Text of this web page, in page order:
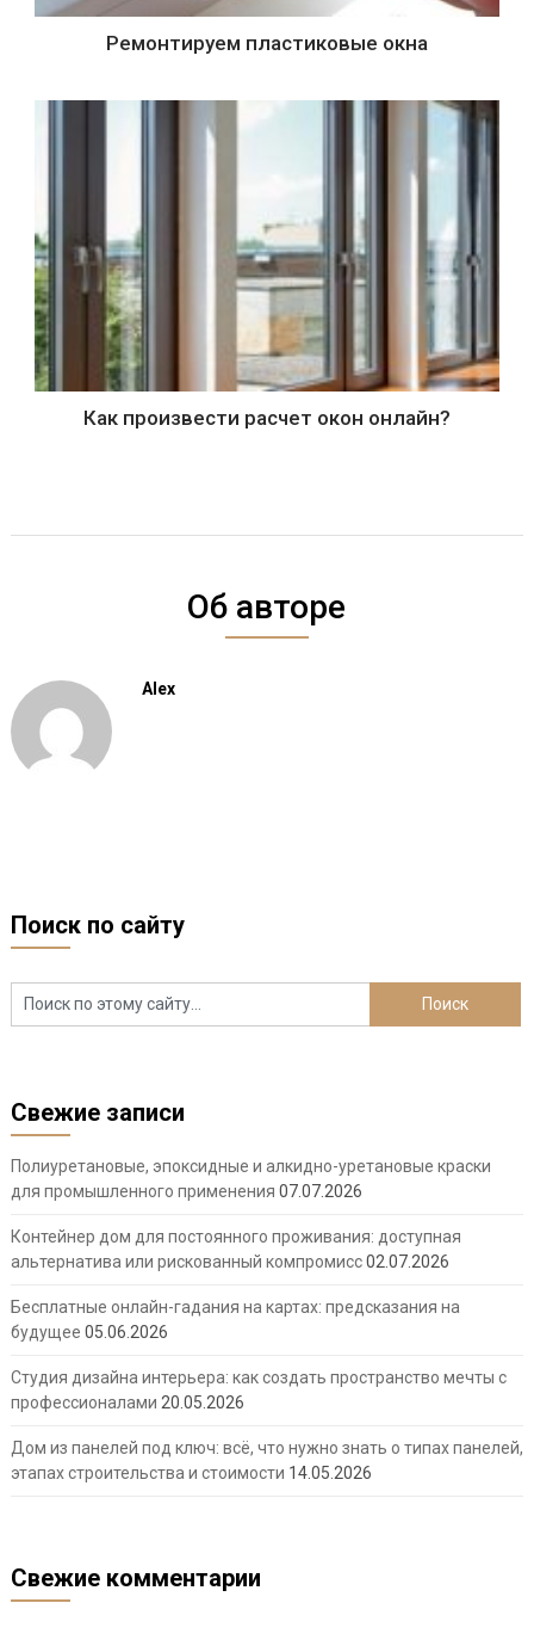
Ремонтируем пластиковые окна
Как произвести расчет окон онлайн?
Об авторе
Alex
Поиск по сайту
Свежие записи
Полиуретановые, эпоксидные и алкидно-уретановые краски
для промышленного применения 07.07.2026
Контейнер дом для постоянного проживания: доступная
альтернатива или рискованный компромисс02.07.2026
Бесплатные онлайн-гадания на картах: предсказания на
будущее 05.06.2026
Студия дизайна интерьера: как создать пространство мечты с
профессионалами 20.05.2026
Дом из панелей под ключ: всё, что нужно знать о типах панелей,
этапах строительства и стоимости 14.05.2026
Свежие комментарии